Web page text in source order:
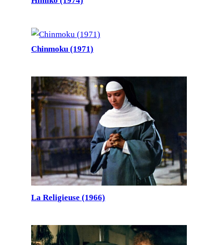
Chinmoku (1971)
La Religieuse (1966)